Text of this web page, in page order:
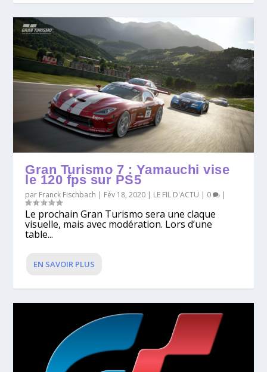
Gran Turismo 7 : Yamauchi vise
le 120 fps sur PS5
par Franck Fischbach | Fév 18, 2020 | LE FIL D'ACTU | 0 |
Le prochain Gran Turismo sera une claque
visuelle, mais avec modération. Lors d’une
table...
EN SAVOIR PLUS